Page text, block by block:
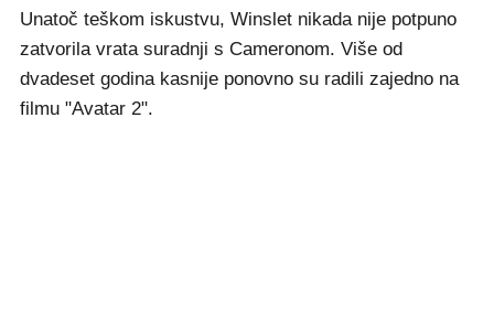
Unatoč teškom iskustvu, Winslet nikada nije potpuno
zatvorila vrata suradnji s Cameronom. Više od
dvadeset godina kasnije ponovno su radili zajedno na
filmu "Avatar 2".